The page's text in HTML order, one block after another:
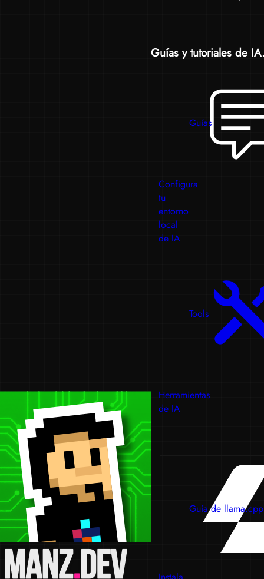
Guías y tutoriales de
Guías
Configura
tu
entorno
local
de IA
Tools
Herramientas
de IA
Guía de llama.cpp